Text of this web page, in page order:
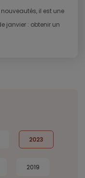
il est une
janvier : obtenir un
2023
2019